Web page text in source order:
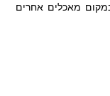
מאכלים אחרים